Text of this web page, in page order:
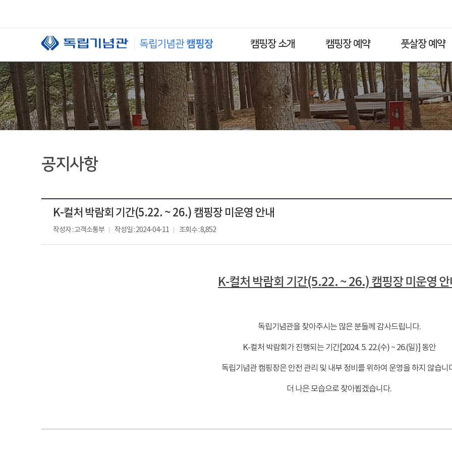
캠핑장 소개 캠핑장 예약 풋살장 예약
공지사항
K-컬처 박람회 기간(5.22. ~ 26.) 캠핑장 미운영 안내
작성자 : 고객소통부 작성일 : 2024-04-11 조회수 : 8,852
K-컬처 박람회 기간(5.22. ~ 26.) 캠핑장 미운영 안
독립기념관을 찾아주시는 많은 분들께 감사드립니다.
K-컬처 박람회가 진행되는 기간[2024. 5. 22.(수) ~ 26.(일)] 동안
독립기념관 캠핑장은 안전 관리 및 내부 정비를 위하여 운영을 하지 않습니
더 나은 모습으로 찾아뵙겠습니다.